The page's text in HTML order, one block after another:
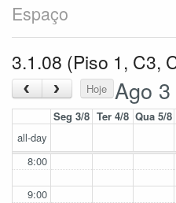
Espaço
3.1.08 (Piso 1, C3,
‹ › Hoje Ago
Seg 3/8 Ter 4/8 Qua 5/8
all-day
8:00
9:00